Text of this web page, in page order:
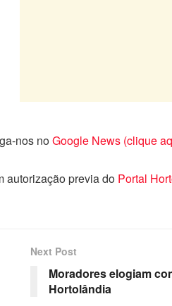
nos noGoogle News (clique
autorização previa do Portal
Next Post
Moradores elogiam
Hortolândia